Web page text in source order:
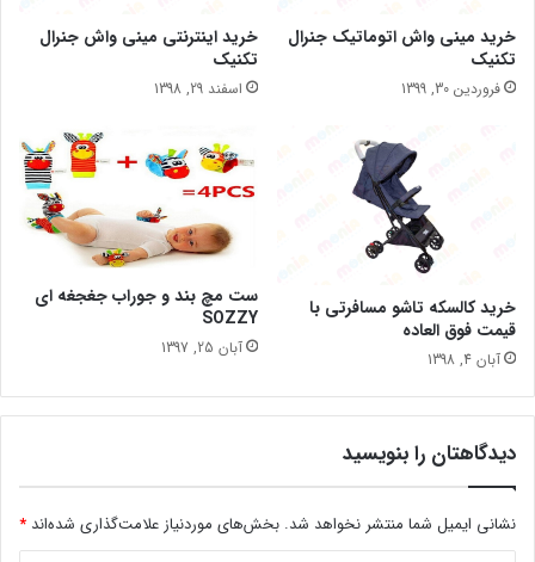
خرید مینی واش اتوماتیک جنرال
تکنیک
فروردین 30, 1399
خرید اینترنتی مینی واش جنرال
تکنیک
اسفند 29, 1398
خرید کالسکه تاشو مسافرتی با
قیمت فوق العاده
آبان 4, 1398
ست مچ بند و جوراب جغجغه ای
SOZZY
آبان 25, 1397
دیدگاهتان را بنویسید
نشانی ایمیل شما منتشر نخواهد شد. بخش‌های موردنیاز علامت‌گذاری شده‌اند *